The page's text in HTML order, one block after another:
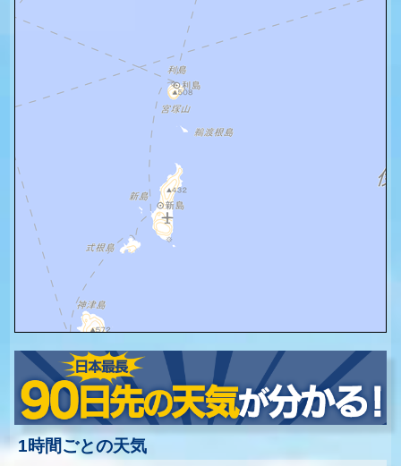
1時間ごとの天気